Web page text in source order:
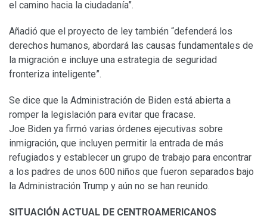
el camino hacia la ciudadanía”.
Añadió que el proyecto de ley también “defenderá los
derechos humanos, abordará las causas fundamentales de
la migración e incluye una estrategia de seguridad
fronteriza inteligente”.
Se dice que la Administración de Biden está abierta a
romper la legislación para evitar que fracase.
Joe Biden ya firmó varias órdenes ejecutivas sobre
inmigración, que incluyen permitir la entrada de más
refugiados y establecer un grupo de trabajo para encontrar
a los padres de unos 600 niños que fueron separados bajo
la Administración Trump y aún no se han reunido.
SITUACIÓN ACTUAL DE CENTROAMERICANOS